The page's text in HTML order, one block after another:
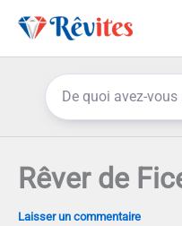
Aller
Rêver de
Laisser un commentaire